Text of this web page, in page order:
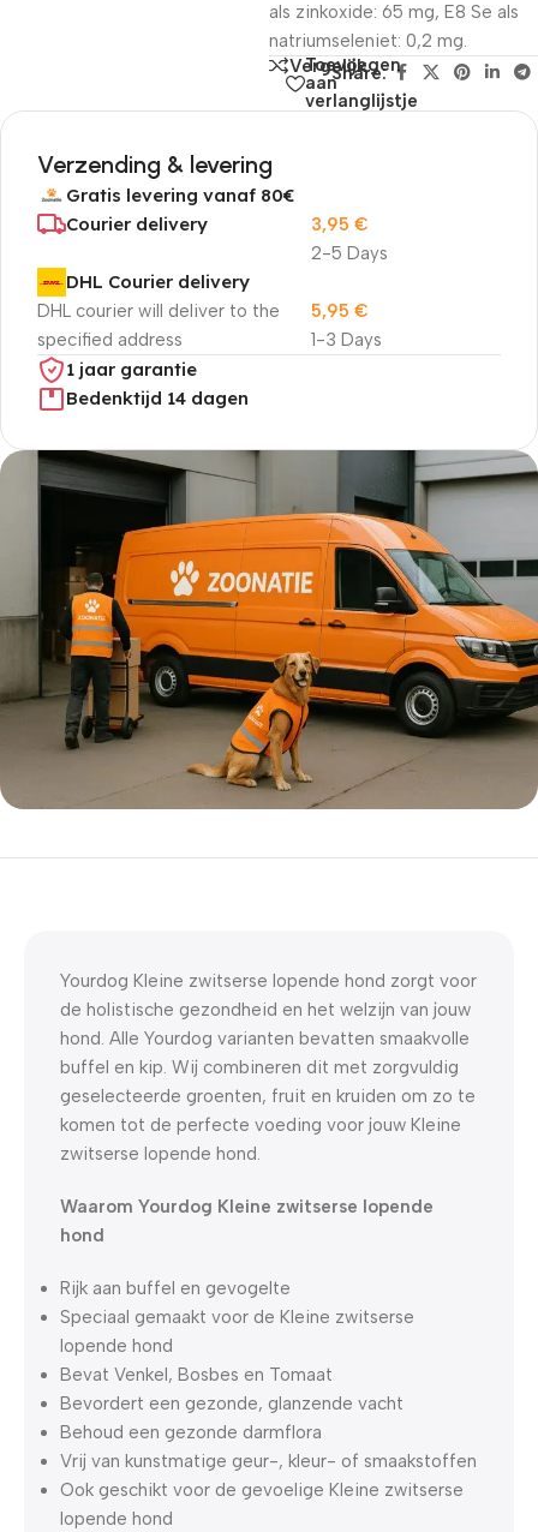
als zinkoxide: 65 mg, E8 Se als
natriumseleniet: 0,2 mg.
Vergelijk
Toevoegen
aan
verlanglijstje
Share:
Verzending & levering
Gratis levering vanaf 80€
Courier delivery
2-5 Days
3,95 €
DHL Courier delivery
DHL courier will deliver to the
specified address
1-3 Days
5,95 €
1 jaar garantie
Bedenktijd 14 dagen
5% korting met code
Yourdog Kleine zwitserse lopende hond zorgt voor
de holistische gezondheid en het welzijn van jouw
hond. Alle Yourdog varianten bevatten smaakvolle
buffel en kip. Wij combineren dit met zorgvuldig
geselecteerde groenten, fruit en kruiden om zo te
komen tot de perfecte voeding voor jouw Kleine
zwitserse lopende hond.
Waarom Yourdog Kleine zwitserse lopende
hond
Rijk aan buffel en gevogelte
Speciaal gemaakt voor de Kleine zwitserse
lopende hond
Bevat Venkel, Bosbes en Tomaat
Bevordert een gezonde, glanzende vacht
Behoud een gezonde darmflora
Vrij van kunstmatige geur-, kleur- of smaakstoffen
Ook geschikt voor de gevoelige Kleine zwitserse
lopende hond